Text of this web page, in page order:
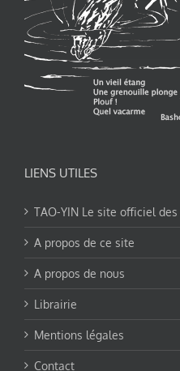
LIENS UTILES
TAO-YIN Le site officiel
A propos de ce site
A propos de nous
Librairie
Mentions légales
Contact